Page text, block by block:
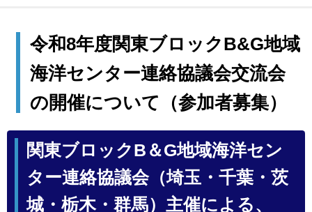
令和8年度関東ブロックB&G地域
海洋センター連絡協議会交流会
の開催について（参加者募集）
関東ブロックB＆G地域海洋セン
ター連絡協議会（埼玉・千葉・茨
城・栃木・群馬）主催による、